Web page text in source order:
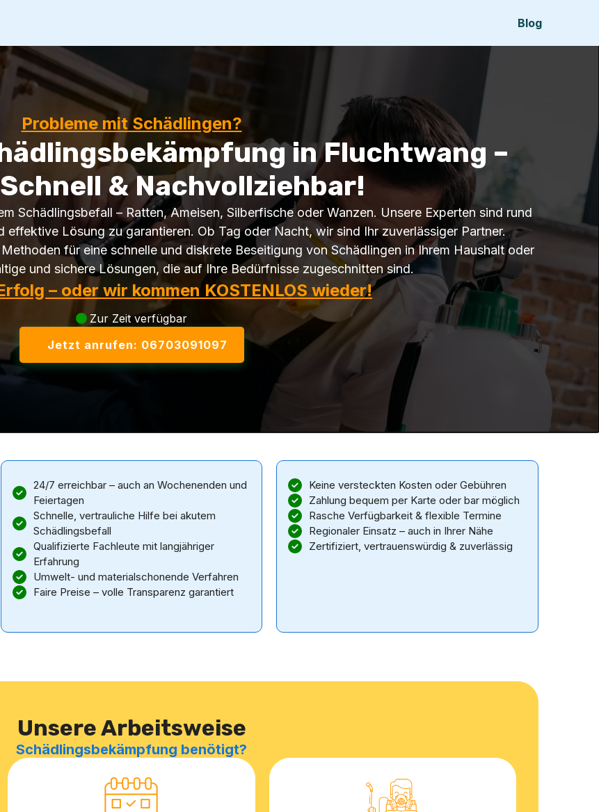
Blog
Probleme mit Schädlingen?
in Fluchtwang –
& Nachvollziehbar!
Schädlingsbefall – Ratten, Ameisen, Silberfische oder Wanzen. Unsere Experten sind rund
effektive Lösung zu garantieren. Ob Tag oder Nacht, wir sind Ihr zuverlässiger Partner.
für eine schnelle und diskrete Beseitigung von Schädlingen in Ihrem Haushalt oder
und sichere Lösungen, die auf Ihre Bedürfnisse zugeschnitten sind.
– oder wir kommen KOSTENLOS wieder!
Zur Zeit verfügbar
Jetzt anrufen: 06703091097
24/7 erreichbar – auch an Wochenenden und
Feiertagen
Schnelle, vertrauliche Hilfe bei akutem
Schädlingsbefall
Qualifizierte Fachleute mit langjähriger
Erfahrung
Umwelt- und materialschonende Verfahren
Faire Preise – volle Transparenz garantiert
Keine versteckten Kosten oder Gebühren
Zahlung bequem per Karte oder bar möglich
Rasche Verfügbarkeit & flexible Termine
Regionaler Einsatz – auch in Ihrer Nähe
Zertifiziert, vertrauenswürdig & zuverlässig
Unsere Arbeitsweise
Schädlingsbekämpfung benötigt?